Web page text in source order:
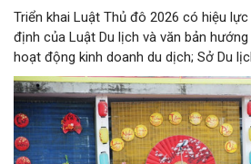
Triển khai Luật Thủ đô 2026 có hiệu
định của Luật Du lịch và văn bản
hoạt động kinh doanh du dịch; Sở Du
chức, đơn vị, doanh nghiệp kinh doanh
bàn thành phố thực hiện một số nội
góp phần thực hiện thắng lợi các mục
Nội năm 2026 và giai đoạn tiếp theo.